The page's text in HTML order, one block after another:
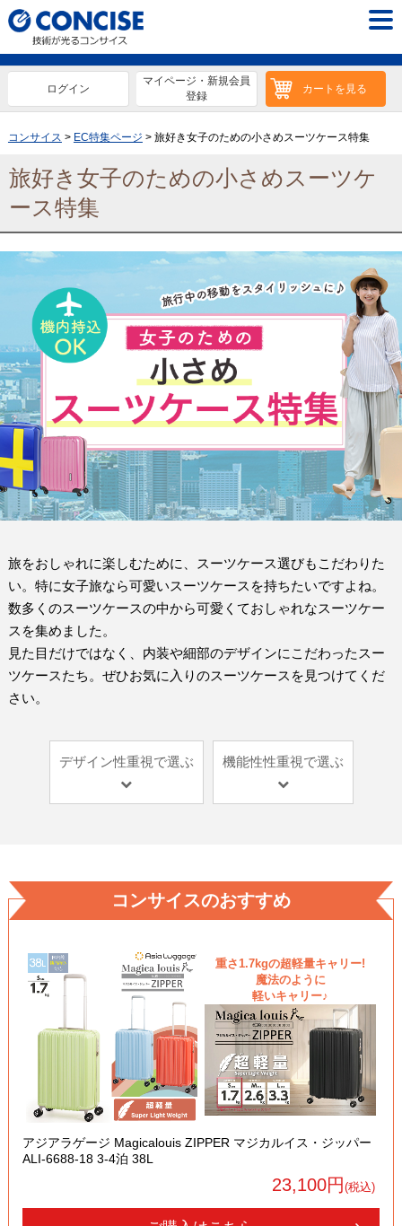
ログイン
マイページ・新規会員
登録
カートを見る
コンサイス > EC特集ページ > 旅好き女子のための小さめスーツケース特集
旅好き女子のための小さめスーツケ
ース特集
旅をおしゃれに楽しむために、スーツケース選びもこだわりた
い。特に女子旅なら可愛いスーツケースを持ちたいですよね。
数多くのスーツケースの中から可愛くておしゃれなスーツケー
スを集めました。
見た目だけではなく、内装や細部のデザインにこだわったスー
ツケースたち。ぜひお気に入りのスーツケースを見つけてくだ
さい。
デザイン性重視で選ぶ 機能性性重視で選ぶ
コンサイスのおすすめ
重さ1.7kgの超軽量キャリー!
魔法のように
軽いキャリー♪
アジアラゲージ Magicalouis ZIPPER マジカルイス・ジッパー
ALI-6688-18 3-4泊 38L
23,100円(税込)